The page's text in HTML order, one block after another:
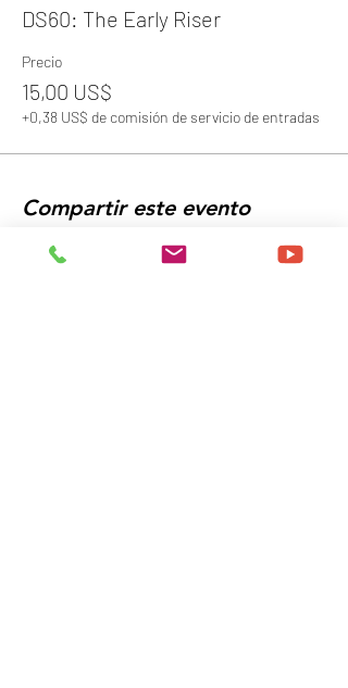
DS60: The Early Riser
Precio
15,00 US$
+0,38 US$ de comisión de servicio de entradas
Compartir este evento